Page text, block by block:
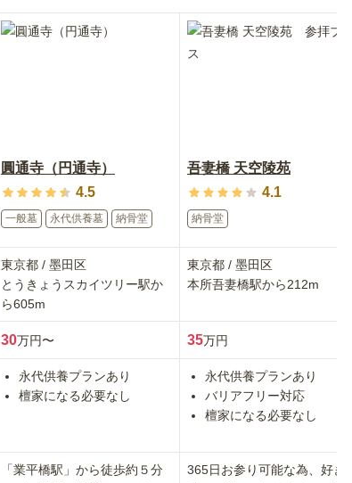
圓通寺（円通寺）
4.5
一般墓 永代供養墓 納骨堂
東京都 / 墨田区
とうきょうスカイツリー駅か
ら605m
30万円〜
永代供養プランあり
檀家になる必要なし
「業平橋駅」から徒歩約５分
吾妻橋 天空陵苑
4.1
納骨堂
東京都 / 墨田区
本所吾妻橋駅から212m
35万円
永代供養プランあり
バリアフリー対応
檀家になる必要なし
365日お参り可能な為、好きな